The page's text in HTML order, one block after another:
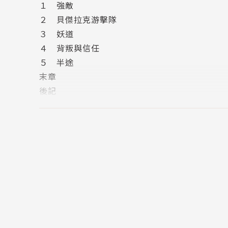
１ 強敵
２ 貝傑拉克游擊隊
３ 妖道
４ 背叛與信任
５ 半途
末章
後記